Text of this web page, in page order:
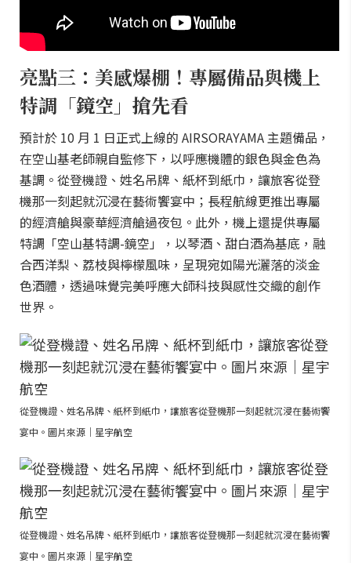
亮點三：美感爆棚！專屬備品與機上
特調「鏡空」搶先看
預計於 10 月 1 日正式上線的 AIRSORAYAMA 主題備品，
在空山基老師親自監修下，以呼應機體的銀色與金色為
基調。從登機證、姓名吊牌、紙杯到紙巾，讓旅客從登
機那一刻起就沉浸在藝術饗宴中；長程航線更推出專屬
的經濟艙與豪華經濟艙過夜包。此外，機上還提供專屬
特調「空山基特調-鏡空」，以琴酒、甜白酒為基底，融
合西洋梨、荔枝與檸檬風味，呈現宛如陽光灑落的淡金
色酒體，透過味覺完美呼應大師科技與感性交織的創作
世界。
從登機證、姓名吊牌、紙杯到紙巾，讓旅客從登機那一刻起就沉浸在藝術饗
宴中。圖片來源｜星宇航空
從登機證、姓名吊牌、紙杯到紙巾，讓旅客從登機那一刻起就沉浸在藝術饗
宴中。圖片來源｜星宇航空